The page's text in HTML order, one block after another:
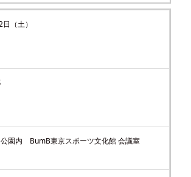
（土）
園内 BumB東京スポーツ文化館 会議室